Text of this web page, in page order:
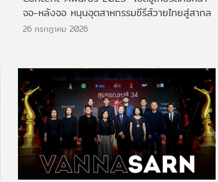
จอ-หลังจอ หนุนอุตสาหกรรมซีรีส์วายไทยสู่สากล
26 กรกฎาคม 2026